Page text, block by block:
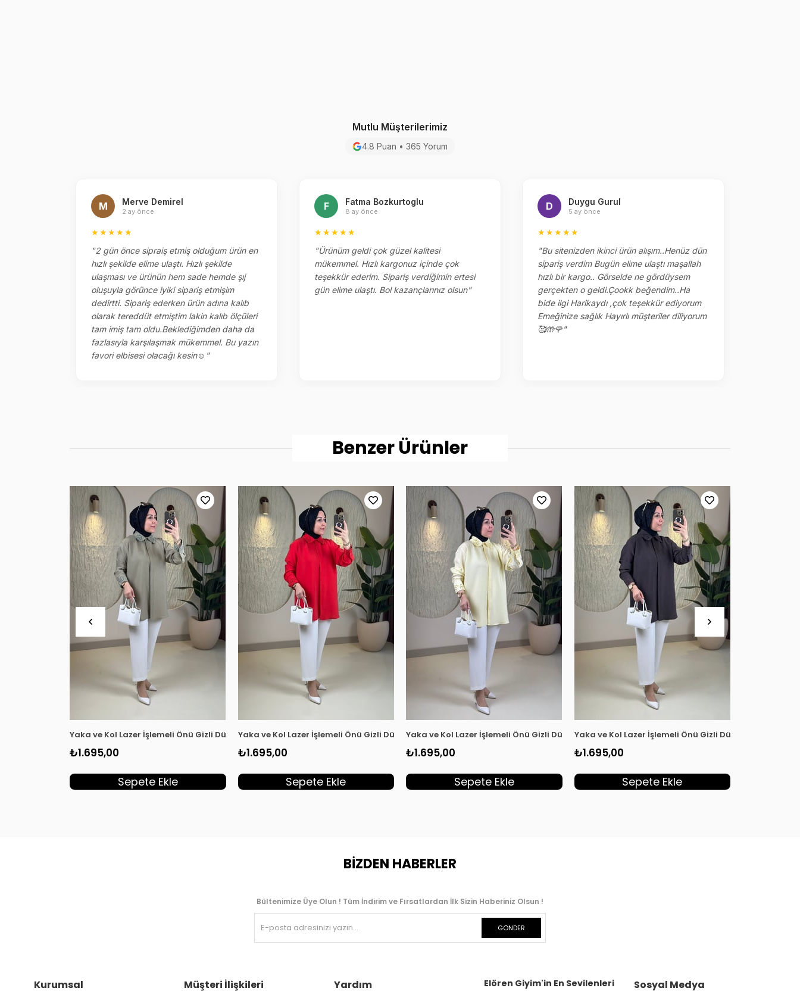
Mutlu Müşterilerimiz
4.8 Puan • 365 Yorum
M Merve Demirel
2 ay önce
★★★★★
"2 gün önce sipraiş etmiş olduğum ürün en
hızlı şekilde elime ulaştı. Hızlı şekilde
ulaşması ve ürünün hem sade hemde şıj
oluşuyla görünce iyiki sipariş etmişim
dedirtti. Sipariş ederken ürün adına kalıb
olarak tereddüt etmiştim lakin kalıb ölçüleri
tam imiş tam oldu.Beklediğimden daha da
fazlasıyla karşılaşmak mükemmel. Bu yazın
favori elbisesi olacağı kesin☺️"
F Fatma Bozkurtoglu
8 ay önce
★★★★★
"Ürünüm geldi çok güzel kalitesi
mükemmel. Hızlı kargonuz içinde çok
teşekkür ederim. Sipariş verdiğimin ertesi
gün elime ulaştı. Bol kazançlarınız olsun"
D Duygu Gurul
5 ay önce
★★★★★
"Bu sitenizden ikinci ürün alışım..Henüz dün
sipariş verdim Bugün elime ulaştı maşallah
hızlı bir kargo.. Görselde ne gördüysem
gerçekten o geldi.Çookk beğendim..Ha
bide ilgi Harikaydı ,çok teşekkür ediyorum
Emeğinize sağlık Hayırlı müşteriler diliyorum
🥰🤲🌹"
Benzer Ürünler
Yaka ve Kol Lazer İşlemeli Önü Gizli Düğmeli Kadın Tunik Haki KSR 2003
₺1.695,00
Sepete Ekle
Yaka ve Kol Lazer İşlemeli Önü Gizli Düğmeli Kadın Tunik Kırmızı KSR 2003
₺1.695,00
Sepete Ekle
Yaka ve Kol Lazer İşlemeli Önü Gizli Düğmeli Kadın Tunik Sarı KSR 2003
₺1.695,00
Sepete Ekle
Yaka ve Kol Lazer İşlemeli Önü Gizli Düğmeli Kadın
₺1.695,00
Sepete Ekle
BİZDEN HABERLER
Bültenimize Üye Olun ! Tüm İndirim ve Fırsatlardan İlk Sizin Haberiniz Olsun !
GÖNDER
Kurumsal Müşteri İlişkileri Yardım Elören Giyim'in En Sevilenleri Sosyal Medya